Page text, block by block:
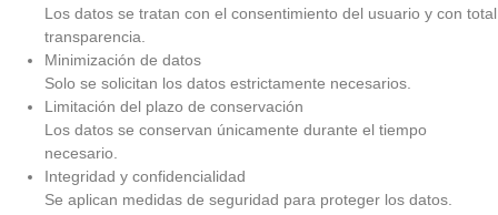
Los datos se tratan con el consentimiento del usuario y con total
transparencia.
Minimización de datos
Solo se solicitan los datos estrictamente necesarios.
Limitación del plazo de conservación
Los datos se conservan únicamente durante el tiempo
necesario.
Integridad y confidencialidad
Se aplican medidas de seguridad para proteger los datos.